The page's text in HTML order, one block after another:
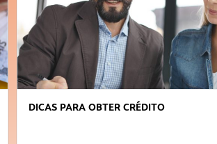
FAÇA A DIFERENÇA: SEJA SUSTENTÁVEL,